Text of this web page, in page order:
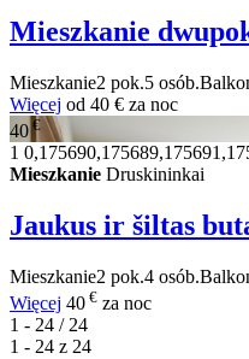
Mieszkanie
Mieszkanie2 pok.5 osób.
Więcej od 40 € za noc
40 €
1
Mieszkanie Druskininkai
Jaukus ir šiltas
Mieszkanie2 pok.4 osób.
Więcej 40 € za noc
1 - 24 / 24
1 - 24 z 24